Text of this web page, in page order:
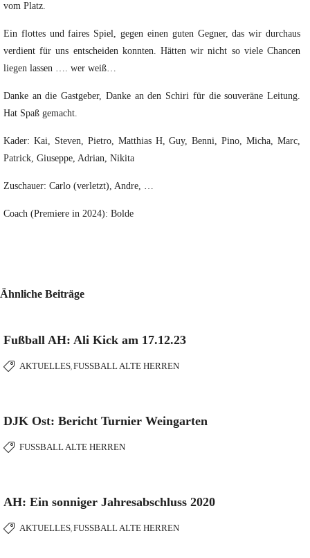
vom Platz.
Ein flottes und faires Spiel, gegen einen guten Gegner, das wir durchaus
verdient für uns entscheiden konnten. Hätten wir nicht so viele Chancen
liegen lassen …. wer weiß…
Danke an die Gastgeber, Danke an den Schiri für die souveräne Leitung.
Hat Spaß gemacht.
Kader: Kai, Steven, Pietro, Matthias H, Guy, Benni, Pino, Micha, Marc,
Patrick, Giuseppe, Adrian, Nikita
Zuschauer: Carlo (verletzt), Andre, …
Coach (Premiere in 2024): Bolde
Ähnliche Beiträge
Fußball AH: Ali Kick am 17.12.23
AKTUELLES, FUSSBALL ALTE HERREN
DJK Ost: Bericht Turnier Weingarten
FUSSBALL ALTE HERREN
AH: Ein sonniger Jahresabschluss 2020
AKTUELLES, FUSSBALL ALTE HERREN